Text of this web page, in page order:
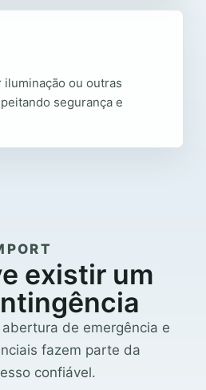
ou outras
segurança e
existir um
de emergência e
fazem parte da
confiável.